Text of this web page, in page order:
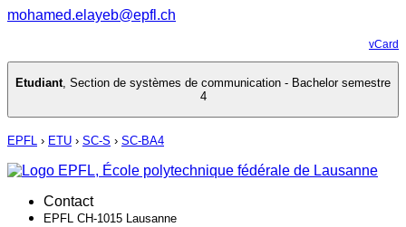
mohamed.elayeb@epfl.ch
vCard
Etudiant, Section de systèmes de communication - Bachelor semestre
4
EPFL › ETU › SC-S › SC-BA4
Contact
EPFL CH-1015 Lausanne